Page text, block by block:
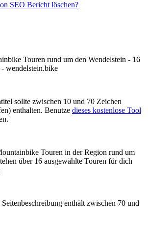
SEO Bericht löschen?
Touren rund um den Wendelstein - 16
wendelstein.bike
sollte zwischen 10 und 70 Zeichen
enthalten. Benutze dieses kostenlose Tool
Touren in der Region rund um
über 16 ausgewählte Touren für dich
enthält zwischen 70 und